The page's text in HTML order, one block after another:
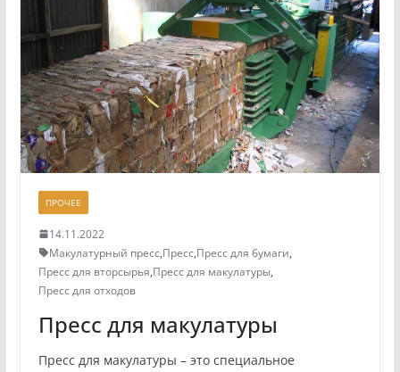
ПРОЧЕЕ
14.11.2022
Макулатурный пресс,Пресс,Пресс для бумаги,
Пресс для вторсырья,Пресс для макулатуры,
Пресс для отходов
Пресс для макулатуры
Пресс для макулатуры – это специальное